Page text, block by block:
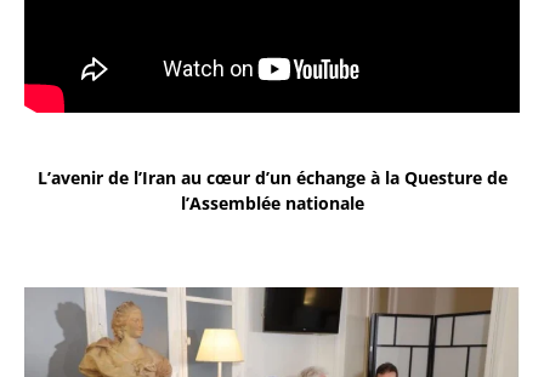
L’avenir de l’Iran au cœur d’un échange à la Questure de
l’Assemblée nationale